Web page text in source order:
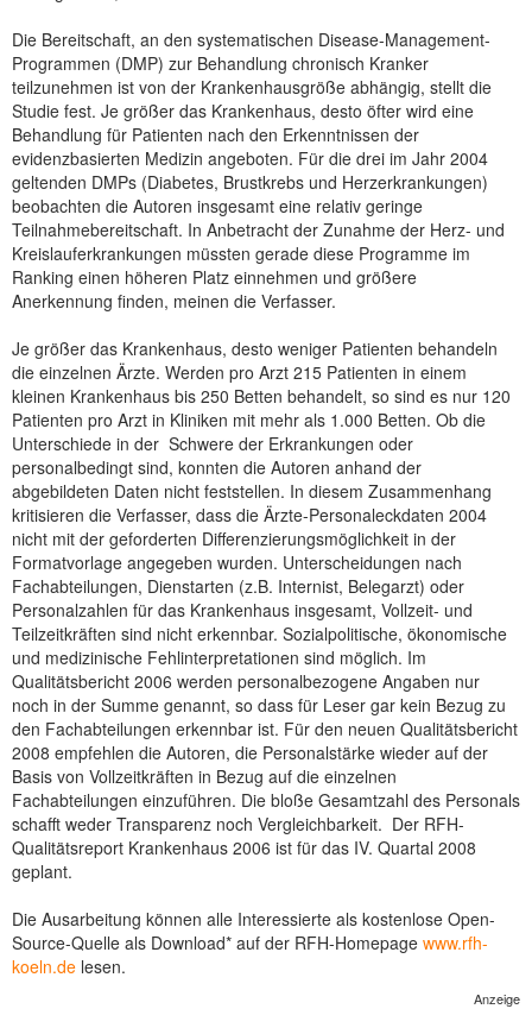
Die Bereitschaft, an den systematischen Disease-Management-
Programmen (DMP) zur Behandlung chronisch Kranker
teilzunehmen ist von der Krankenhausgröße abhängig, stellt die
Studie fest. Je größer das Krankenhaus, desto öfter wird eine
Behandlung für Patienten nach den Erkenntnissen der
evidenzbasierten Medizin angeboten. Für die drei im Jahr 2004
geltenden DMPs (Diabetes, Brustkrebs und Herzerkrankungen)
beobachten die Autoren insgesamt eine relativ geringe
Teilnahmebereitschaft. In Anbetracht der Zunahme der Herz- und
Kreislauferkrankungen müssten gerade diese Programme im
Ranking einen höheren Platz einnehmen und größere
Anerkennung finden, meinen die Verfasser.
Je größer das Krankenhaus, desto weniger Patienten behandeln
die einzelnen Ärzte. Werden pro Arzt 215 Patienten in einem
kleinen Krankenhaus bis 250 Betten behandelt, so sind es nur 120
Patienten pro Arzt in Kliniken mit mehr als 1.000 Betten. Ob die
Unterschiede in der Schwere der Erkrankungen oder
personalbedingt sind, konnten die Autoren anhand der
abgebildeten Daten nicht feststellen. In diesem Zusammenhang
kritisieren die Verfasser, dass die Ärzte-Personaleckdaten 2004
nicht mit der geforderten Differenzierungsmöglichkeit in der
Formatvorlage angegeben wurden. Unterscheidungen nach
Fachabteilungen, Dienstarten (z.B. Internist, Belegarzt) oder
Personalzahlen für das Krankenhaus insgesamt, Vollzeit- und
Teilzeitkräften sind nicht erkennbar. Sozialpolitische, ökonomische
und medizinische Fehlinterpretationen sind möglich. Im
Qualitätsbericht 2006 werden personalbezogene Angaben nur
noch in der Summe genannt, so dass für Leser gar kein Bezug zu
den Fachabteilungen erkennbar ist. Für den neuen Qualitätsbericht
2008 empfehlen die Autoren, die Personalstärke wieder auf der
Basis von Vollzeitkräften in Bezug auf die einzelnen
Fachabteilungen einzuführen. Die bloße Gesamtzahl des Personals
schafft weder Transparenz noch Vergleichbarkeit. Der RFH-
Qualitätsreport Krankenhaus 2006 ist für das IV. Quartal 2008
geplant.
Die Ausarbeitung können alle Interessierte als kostenlose Open-
Source-Quelle als Download* auf der RFH-Homepage www.rfh-
koeln.de lesen.
Anzeige